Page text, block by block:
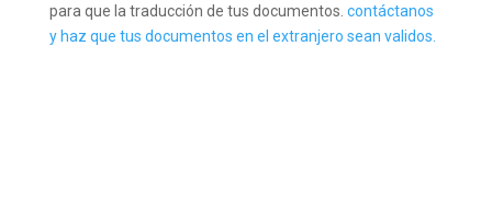
para que la traducción de tus documentos. contáctanos
y haz que tus documentos en el extranjero sean validos.